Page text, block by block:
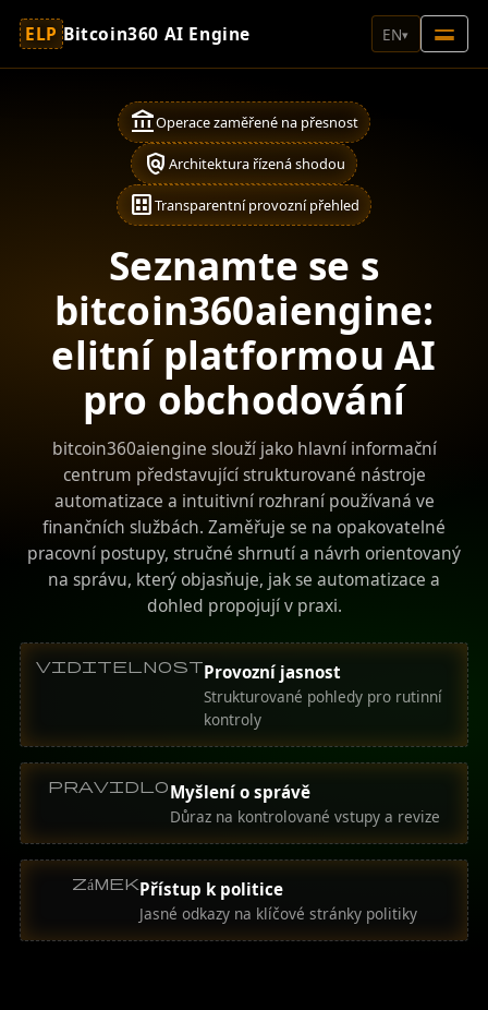
ELP Bitcoin360 AI Engine EN▾
account_balanceOperace zaměřené na přesnost
policy Architektura řízená shodou
datasetTransparentní provozní přehled
Seznamte se s
bitcoin360aiengine:
elitní platformou AI
pro obchodování
bitcoin360aiengine slouží jako hlavní informační
centrum představující strukturované nástroje
automatizace a intuitivní rozhraní používaná ve
finančních službách. Zaměřuje se na opakovatelné
pracovní postupy, stručné shrnutí a návrh orientovaný
na správu, který objasňuje, jak se automatizace a
dohled propojují v praxi.
viditelnostProvozní jasnost
Strukturované pohledy pro rutinní
kontroly
pravidloMyšlení o správě
Důraz na kontrolované vstupy a revize
zámekPřístup k politice
Jasné odkazy na klíčové stránky politiky